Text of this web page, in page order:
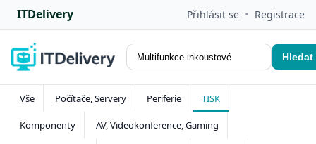
ITDelivery Přihlásit se • Registrace
Hledat
Vše Počítače, Servery Periferie TISK
Komponenty AV, Videokonference, Gaming